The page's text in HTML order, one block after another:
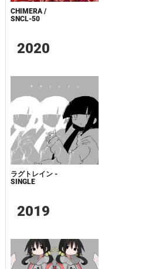
CHIMERA /
SNCL-50
2020
ラグトレイン -
SINGLE
2019